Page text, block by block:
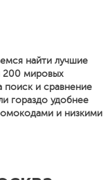
найти лучшие
200 мировых
поиск и сравнение
гораздо удобнее
и низкими